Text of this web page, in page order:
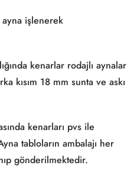
işlenerek
kenarlar rodajlı aynalar
kısım 18 mm sunta ve askı
kenarları pvs ile
tabloların ambalajı her
gönderilmektedir.